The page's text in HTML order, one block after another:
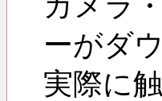
ーがダ
実際に